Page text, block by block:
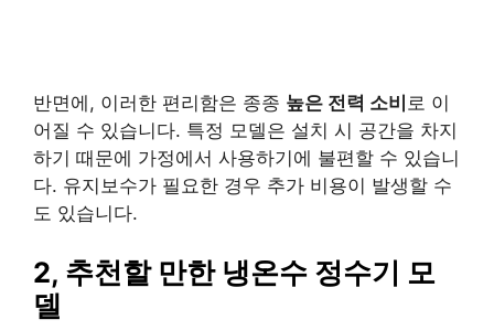
반면에, 이러한 편리함은 종종 높은 전력 소비 로 이
어질 수 있습니다. 특정 모델은 설치 시 공간을 차지
하기 때문에 가정에서 사용하기에 불편할 수 있습니
다. 유지보수가 필요한 경우 추가 비용이 발생할 수
도 있습니다.
2, 추천할 만한 냉온수 정수기 모
델